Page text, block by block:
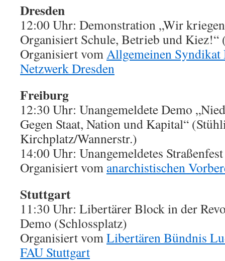
Dresden
12:00 Uhr: Demonstration „Wir
Organisiert Schule, Betrieb und Kiez!“
Organisiert vomAllgemeinen Syndikat
Netzwerk Dresden
Freiburg
12:30 Uhr: Unangemeldete Demo
Gegen Staat, Nation und Kapital“
Kirchplatz/Wannerstr.)
14:00 Uhr: Unangemeldetes
Organisiert vom anarchistischen
Stuttgart
11:30 Uhr: Libertärer Block in der
Demo (Schlossplatz)
Organisiert vomLibertären Bündnis
FAU Stuttgart